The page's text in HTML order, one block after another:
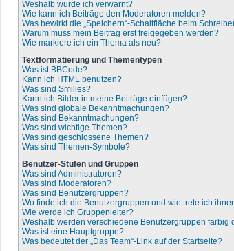
Weshalb wurde ich verwarnt?
Wie kann ich Beiträge den Moderatoren melden?
Was bewirkt die „Speichern“-Schaltfläche beim
Warum muss mein Beitrag erst freigegeben werden?
Wie markiere ich ein Thema als neu?
Textformatierung und Thementypen
Was ist BBCode?
Kann ich HTML benutzen?
Was sind Smilies?
Kann ich Bilder in meine Beiträge einfügen?
Was sind globale Bekanntmachungen?
Was sind Bekanntmachungen?
Was sind wichtige Themen?
Was sind geschlossene Themen?
Was sind Themen-Symbole?
Benutzer-Stufen und Gruppen
Was sind Administratoren?
Was sind Moderatoren?
Was sind Benutzergruppen?
Wo finde ich die Benutzergruppen und wie trete ich
Wie werde ich Gruppenleiter?
Weshalb werden verschiedene Benutzergruppen farbig
Was ist eine Hauptgruppe?
Was bedeutet der „Das Team“-Link auf der Startseite?